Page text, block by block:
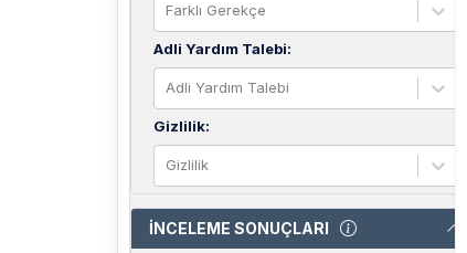
Farklı Gerekçe
Adli Yardım Talebi:
Adli Yardım Talebi
Gizlilik:
Gizlilik
İNCELEME SONUÇLARI